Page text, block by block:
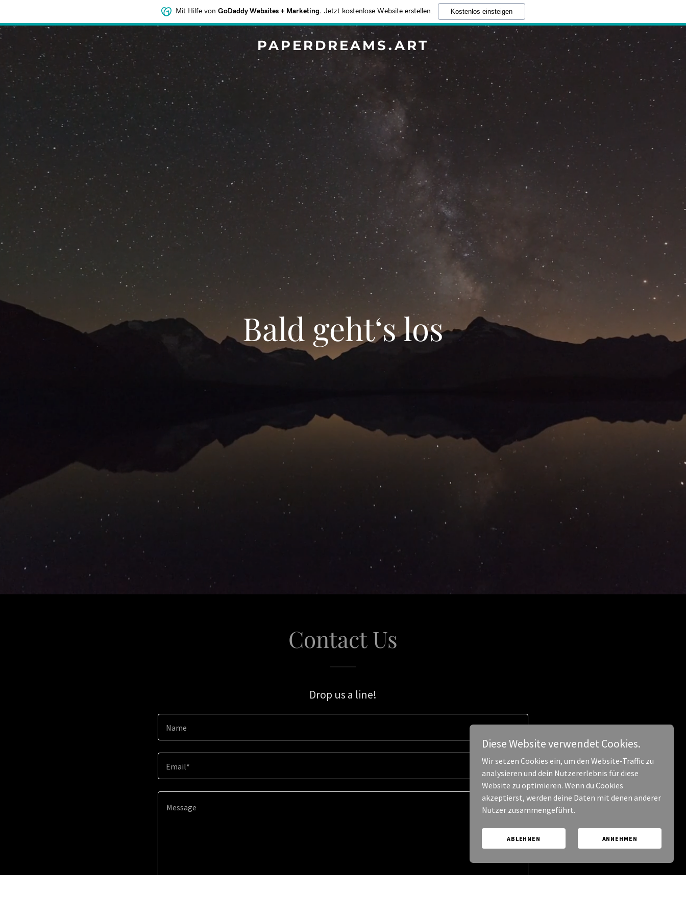
Mit Hilfe von GoDaddy Websites + Marketing. Jetzt kostenlose Website erstellen. Kostenlos einsteigen
PAPERDREAMS.ART
Bald geht‘s los
Contact Us
Drop us a line!
Name
Email*
Diese Website verwendet Cookies.
Wir setzen Cookies ein, um den Website-Traffic zu
analysieren und dein Nutzererlebnis für diese
Website zu optimieren. Wenn du Cookies
akzeptierst, werden deine Daten mit denen anderer
Nutzer zusammengeführt.
ABLEHNEN ANNEHMEN